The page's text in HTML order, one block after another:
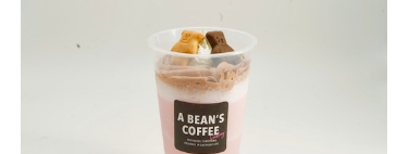
INSTAGRAM
TWITTER